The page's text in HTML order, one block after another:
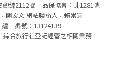
觀綜2112號
品保協會：北1281號
関宏文 網站聯絡人：賴崇瑜
編一編號：13124139
綜合旅行社登記經營之相關業務